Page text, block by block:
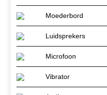
Moederbord
Luidsprekers
Microfoon
Vibrator